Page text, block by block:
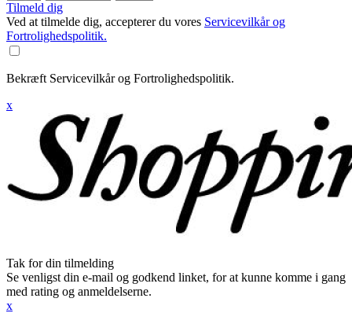
Tilmeld dig
Ved at tilmelde dig, accepterer du vores Servicevilkår og
Fortrolighedspolitik.
Bekræft Servicevilkår og Fortrolighedspolitik.
x
Tak for din tilmelding
Se venligst din e-mail og godkend linket, for at kunne komme i gang
med rating og anmeldelserne.
x